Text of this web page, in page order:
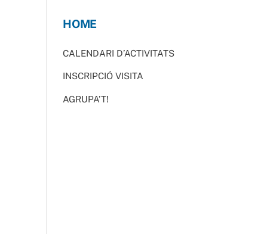
HOME
CALENDARI D’ACTIVITATS
INSCRIPCIÓ VISITA
AGRUPA’T!